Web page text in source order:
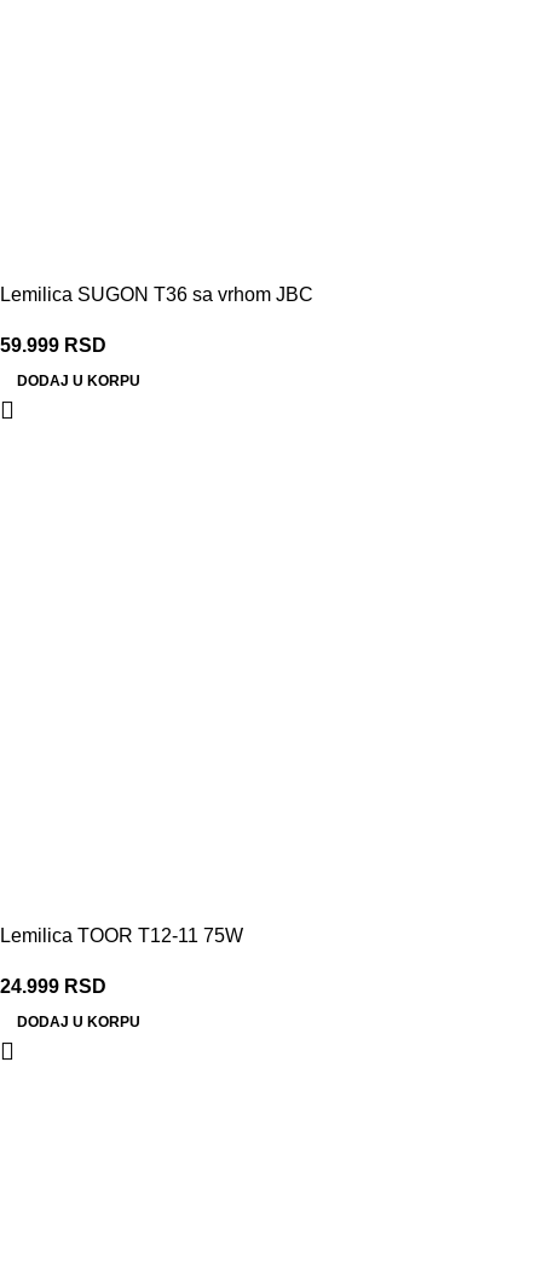
Lemilica SUGON T36 sa vrhom JBC
59.999 RSD
DODAJ U KORPU
Lemilica TOOR T12-11 75W
24.999 RSD
DODAJ U KORPU